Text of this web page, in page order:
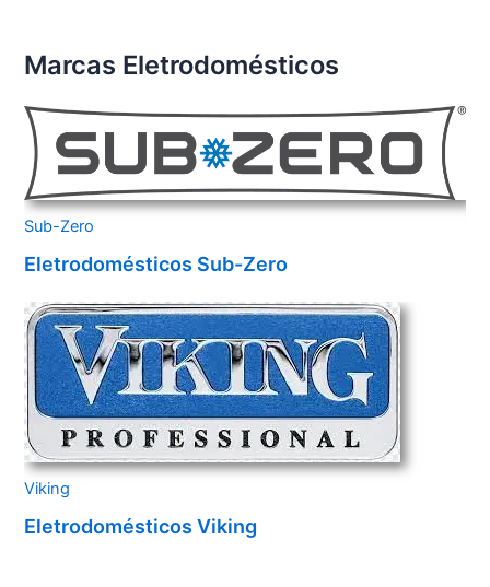
Marcas Eletrodomésticos
Sub-Zero
Eletrodomésticos Sub-Zero
Viking
Eletrodomésticos Viking